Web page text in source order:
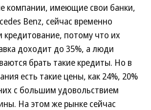
компании, имеющие свои банки,
Benz, сейчас временно
кредитование, потому что их
доходит до 35%, а люди
брать такие кредиты. Но в
есть такие цены, как 24%, 20%
с большим удовольствием
На этом же рынке сейчас